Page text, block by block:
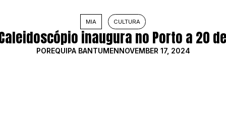
Marcas por escrever
NOTÍCIAS
MARKETING
MIA CULTURA
inaugura no Porto a 20
POREQUIPA BANTUMENNOVEMBER 17, 2024